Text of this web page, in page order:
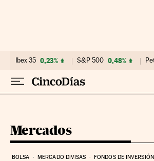
Ibex 35 0,23% S&P 500 0,48%
Mercados
BOLSA MERCADO DIVISAS FONDOS DE INVERSIÓN